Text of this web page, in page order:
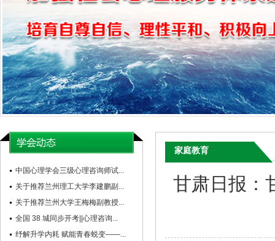
中国心理学会三级心理咨询师试...
关于推荐兰州理工大学李建鹏副...
关于推荐兰州大学王梅梅副教授...
全国 38 城同步开考||心理咨询...
纾解升学内耗 赋能青春蜕变——...
家庭教育
甘肃日报：